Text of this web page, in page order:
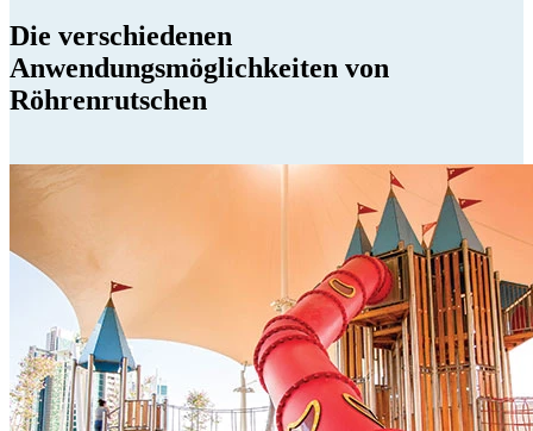
Die verschiedenen
Anwendungsmöglichkeiten von
Röhrenrutschen